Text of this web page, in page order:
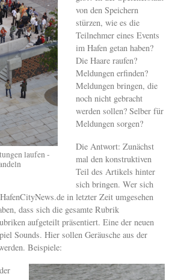
laufen -
von den Speichern
stürzen, wie es die
Teilnehmer eines Events
im Hafen getan haben?
Die Haare raufen?
Meldungen erfinden?
Meldungen bringen, die
noch nicht gebracht
werden sollen? Selber für
Meldungen sorgen?
Die Antwort: Zunächst
mal den konstruktiven
Teil des Artikels hinter
sich bringen. Wer sich
in letzter Zeit umgesehen
dass sich die gesamte Rubrik
aufgeteilt präsentiert. Eine der neuen
Sounds. Hier sollen Geräusche aus der
Beispiele: